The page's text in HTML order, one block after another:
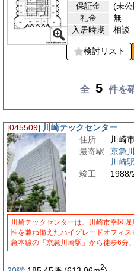
保証金
(未
礼金
無
入居時期
相談
検討リスト
全 5 件を
[045509] 川崎テックセンター
住所
川崎
最寄駅
京急
川崎駅
竣工
1988/
川崎テックセンターは、川崎市幸区
性を兼ね備えたハイグレードオフィ
急本線の「京急川崎駅」から徒歩6分
2